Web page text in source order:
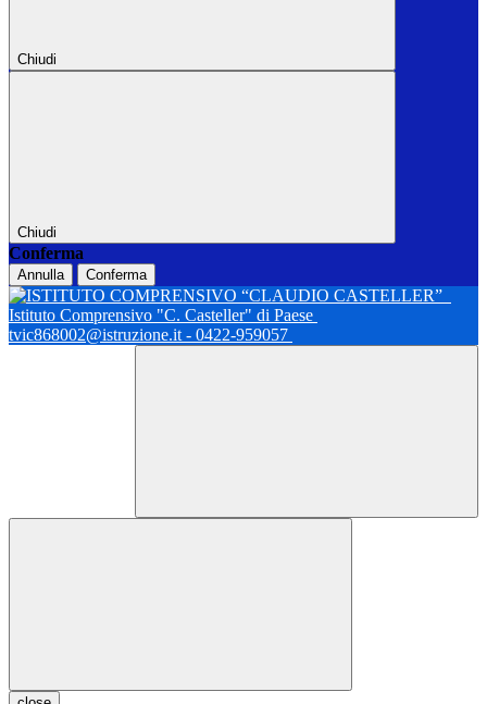
Chiudi
Chiudi
Conferma
Annulla Conferma
Istituto Comprensivo "C. Casteller" di Paese
tvic868002@istruzione.it - 0422-959057